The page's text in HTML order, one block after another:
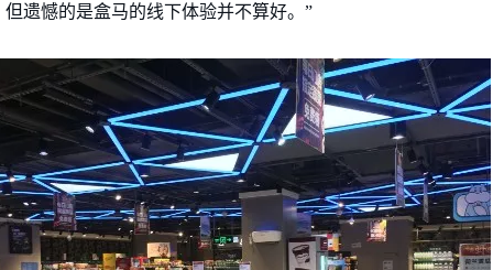
遗憾的是盒马的线下体验并不算好。”